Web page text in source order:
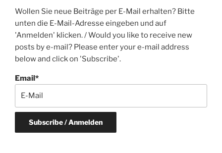
Wollen Sie neue Beiträge per E-Mail erhalten? Bitte
unten die E-Mail-Adresse eingeben und auf
'Anmelden' klicken. / Would you like to receive new
posts by e-mail? Please enter your e-mail address
below and click on 'Subscribe'.
Email*